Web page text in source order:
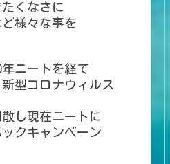
くなさに
様々な事を
ニートを経て
型コロナウィルス
し現在ニートに
クキャンペーン